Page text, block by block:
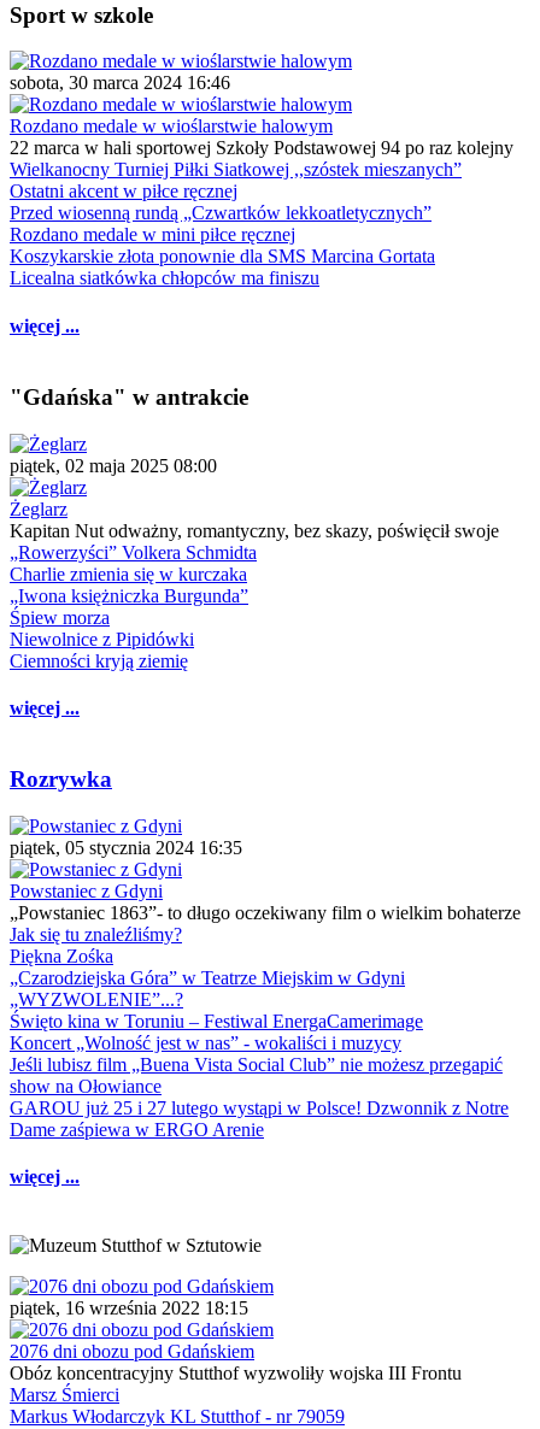
Sport w szkole
sobota, 30 marca 2024 16:46
Rozdano medale w wioślarstwie halowym
22 marca w hali sportowej Szkoły Podstawowej 94 po raz kolejny
Wielkanocny Turniej Piłki Siatkowej ,,szóstek mieszanych”
Ostatni akcent w piłce ręcznej
Przed wiosenną rundą „Czwartków lekkoatletycznych”
Rozdano medale w mini piłce ręcznej
Koszykarskie złota ponownie dla SMS Marcina Gortata
Licealna siatkówka chłopców ma finiszu
więcej ...
"Gdańska" w antrakcie
piątek, 02 maja 2025 08:00
Żeglarz
Kapitan Nut odważny, romantyczny, bez skazy, poświęcił swoje
„Rowerzyści” Volkera Schmidta
Charlie zmienia się w kurczaka
„Iwona księżniczka Burgunda”
Śpiew morza
Niewolnice z Pipidówki
Ciemności kryją ziemię
więcej ...
Rozrywka
piątek, 05 stycznia 2024 16:35
Powstaniec z Gdyni
„Powstaniec 1863”- to długo oczekiwany film o wielkim bohaterze
Jak się tu znaleźliśmy?
Piękna Zośka
„Czarodziejska Góra” w Teatrze Miejskim w Gdyni
„WYZWOLENIE”...?
Święto kina w Toruniu – Festiwal EnergaCamerimage
Koncert „Wolność jest w nas” - wokaliści i muzycy
Jeśli lubisz film „Buena Vista Social Club” nie możesz przegapić
show na Ołowiance
GAROU już 25 i 27 lutego wystąpi w Polsce! Dzwonnik z Notre
Dame zaśpiewa w ERGO Arenie
więcej ...
piątek, 16 września 2022 18:15
2076 dni obozu pod Gdańskiem
Obóz koncentracyjny Stutthof wyzwoliły wojska III Frontu
Marsz Śmierci
Markus Włodarczyk KL Stutthof - nr 79059